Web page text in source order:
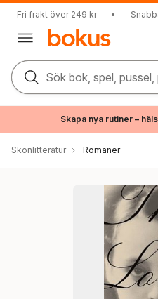
Fri frakt över 249 kr •
Sök bok, spel, pussel,
Skapa nya rutiner –
Skönlitteratur Romaner